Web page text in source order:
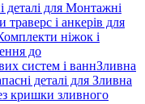
деталі для Монтажні
і анкерів для
ніжок і
до
систем і ваннЗливна
деталі для Зливна
кришки зливного